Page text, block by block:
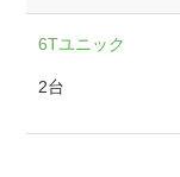
6Tユニック
2台